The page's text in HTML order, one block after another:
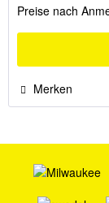
Preise nach
Merken